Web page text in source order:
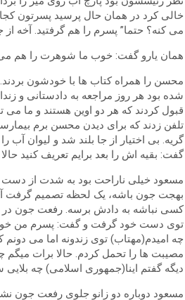
خالی کرد در همان حال پرسید پسرتون
می کنه؟ حتما” پسرم را هم گرفتید. آخه
همان یارو گفت: خوب ما شوهرت را هم
محسن را همراه کتاب ها با خودشون
شده بود هر روز مراجعه به دادستانی و
گریه. بی اختیار از جا بلند شد و لیوان
گفت: بقیه اش را بعد برایم تعریف کنید
مسعود خیلی ناراحت بود به شدت از دست
بهجت جون باشه، یک لحظه تصمیم گرفت
کسی نباشه به دادش برسه. رفعت جون در
توی دست خود گرفت و گفت: پسرم من خوبم
چه امیدم(مهتاب) توی زندونه اما می
مصیبت ها را تحمل کردم. حالا برات
دیگه گفتم اینا(جمهوری اسلامی) چه
مسعود دوباره دو زانو جلوی رفعت